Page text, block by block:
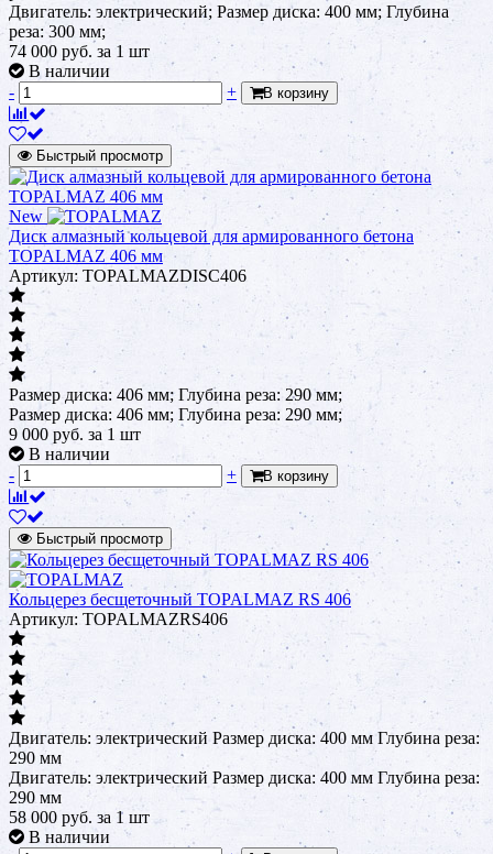
Двигатель: электрический; Размер диска: 400 мм; Глубина
реза: 300 мм;
74 000 руб. за 1 шт
В наличии
-
+ В корзину
Быстрый просмотр
New
Диск алмазный кольцевой для армированного бетона
TOPALMAZ 406 мм
Артикул: TOPALMAZDISC406
Размер диска: 406 мм; Глубина реза: 290 мм;
Размер диска: 406 мм; Глубина реза: 290 мм;
9 000 руб. за 1 шт
В наличии
-
+ В корзину
Быстрый просмотр
Кольцерез бесщеточный TOPALMAZ RS 406
Артикул: TOPALMAZRS406
Двигатель: электрический Размер диска: 400 мм Глубина реза:
290 мм
Двигатель: электрический Размер диска: 400 мм Глубина реза:
290 мм
58 000 руб. за 1 шт
В наличии